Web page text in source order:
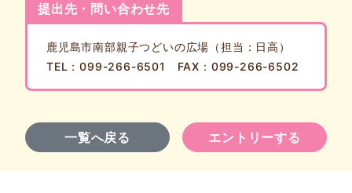
提出先・問い合わせ先
鹿児島市南部親子つどいの広場（担当：日高）
TEL：099-266-6501 FAX：099-266-6502
一覧へ戻る エントリーする